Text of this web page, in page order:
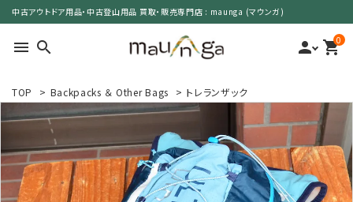
中古アウトドア用品・中古登山用品 買取・販売専門店 : maunga (マウンガ)
menu search person 0
shopping_cart
search
カテゴリーで選ぶ
サイズで選ぶ
TOP > Backpacks ＆ Other Bags > トレランザック